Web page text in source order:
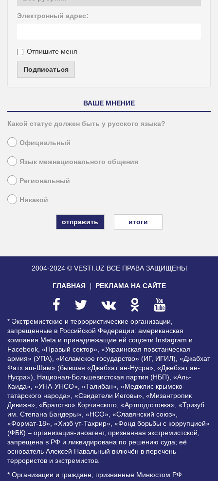
Электронный адрес:
Отпишите меня
Подписаться
ВАШЕ МНЕНИЕ
Какой статус должен быть у русского языка?
Официальный
Язык межнационального общения
Региональный
Никакой
итоги
2004-2024 © VESTI.UZ ВСЕ ПРАВА ЗАЩИЩЕНЫ
ГЛАВНАЯ РЕКЛАМА НА САЙТЕ
* Экстремистские и террористические организации,
запрещенные в Российской Федерации: американская
компания Meta и принадлежащие ей соцсети Instagram и
Facebook, «Правый сектор», «Украинская повстанческая
армия» (УПА), «Исламское государство» (ИГ, ИГИЛ), «Джабхат
Фатх аш-Шам» (бывшая «Джабхат ан-Нусра», «Джебхат ан-
Нусра»), Национал-Большевистская партия (НБП), «Аль-
Каида», «УНА-УНСО», «Талибан», «Меджлис крымско-
татарского народа», «Свидетели Иеговы», «Мизантропик
Дивижн», «Братство» Корчинского, «Артподготовка», «Тризуб
им. Степана Бандеры», «НСО», «Славянский союз»,
«Формат-18», «Хизб ут-Тахрир», «Фонд борьбы с коррупцией»
(ФБК) – организация-иноагент, признанная экстремистской,
запрещена в РФ и ликвидирована по решению суда; её
основатель Алексей Навальный включён в перечень
террористов и экстремистов.
* Организации и граждане, признанные Минюстом РФ